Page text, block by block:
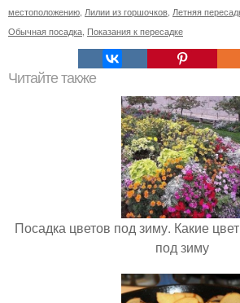
местоположению, Лилии из горшочков, Летняя
Обычная посадка, Показания к пересадке
Читайте также
Посадка цветов под зиму. Какие
под зиму